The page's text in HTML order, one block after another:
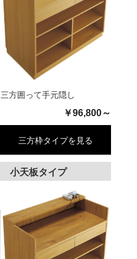
三方囲って手元隠し
￥96,800～
三方枠タイプを見る
小天板タイプ